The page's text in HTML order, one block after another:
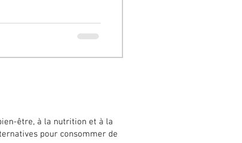
être, à la nutrition et à la
pour consommer de